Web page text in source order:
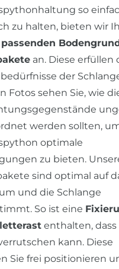
so
zu halten, bieten wir
passenden Bodengrund
an. Diese erfüllen
der
Fotos sehen Sie, wie
werden sollten,
optimale
zu bieten.
sind optimal auf
und die Schlange
So ist eine
enthalten, dass
kann. Diese
Sie frei positionieren